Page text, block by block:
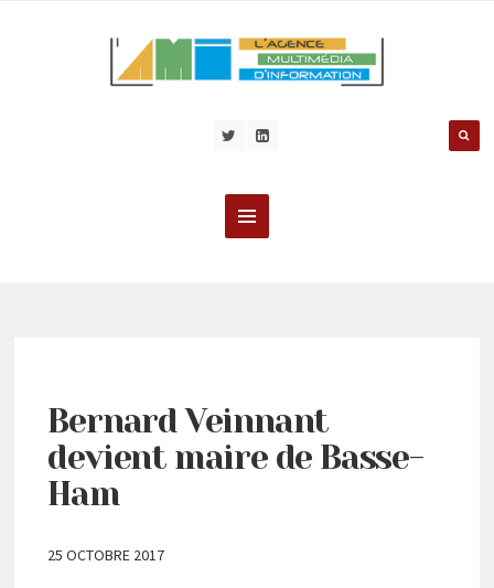
Bernard Veinnant
devient maire de Basse-
Ham
25 OCTOBRE 2017